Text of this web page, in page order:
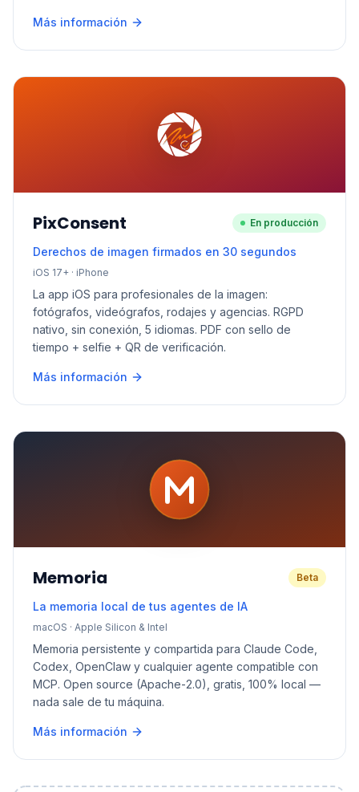
Más información
PixConsent En producción
Derechos de imagen firmados en 30 segundos
iOS 17+ · iPhone
La app iOS para profesionales de la imagen:
fotógrafos, videógrafos, rodajes y agencias. RGPD
nativo, sin conexión, 5 idiomas. PDF con sello de
tiempo + selfie + QR de verificación.
Más información
Memoria Beta
La memoria local de tus agentes de IA
macOS · Apple Silicon & Intel
Memoria persistente y compartida para Claude Code,
Codex, OpenClaw y cualquier agente compatible con
MCP. Open source (Apache-2.0), gratis, 100% local —
nada sale de tu máquina.
Más información